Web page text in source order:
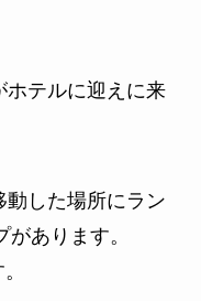
ホテルに迎えに来
した場所にラン
あります。